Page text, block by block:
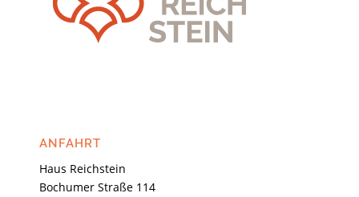
ANFAHRT
Haus Reichstein
Bochumer Straße 114